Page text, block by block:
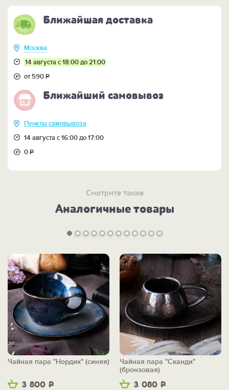
Ближайшая доставка
Москва
14 августа с 18:00 до 21:00
от 590Р
Ближайший самовывоз
Пункты самовывоза
14 августа с 16:00 до 17:00
0Р
Смотрите также
Аналогичные товары
3 800 Р
Чайная пара "Нордик" (синяя)
3 080 Р
Чайная пара "Сканди"
(бронзовая)